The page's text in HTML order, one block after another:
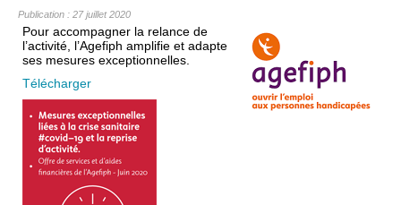
Publication : 27 juillet 2020
Pour accompagner la relance de
l’activité, l’Agefiph amplifie et adapte
ses mesures exceptionnelles.
Télécharger